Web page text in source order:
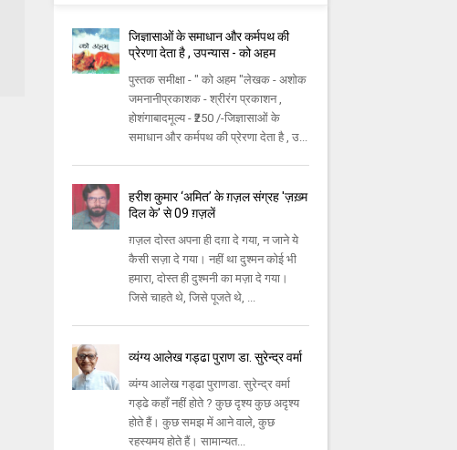
जिज्ञासाओं के समाधान और कर्मपथ की
प्रेरणा देता है , उपन्यास - को अहम
पुस्तक समीक्षा - " को अहम "लेखक - अशोक
जमनानीप्रकाशक - श्रीरंग प्रकाशन ,
होशंगाबादमूल्य - ₹250 /-जिज्ञासाओं के
समाधान और कर्मपथ की प्रेरणा देता है , उ...
हरीश कुमार ‘अमित’ के ग़ज़ल संग्रह 'ज़ख़्म
दिल के' से 09 ग़ज़लें
ग़ज़ल दोस्त अपना ही दग़ा दे गया, न जाने ये
कैसी सज़ा दे गया। नहीं था दुश्मन कोई भी
हमारा, दोस्त ही दुश्मनी का मज़ा दे गया।
जिसे चाहते थे, जिसे पूजते थे, ...
व्यंग्य आलेख गड्ढा पुराण डा. सुरेन्द्र वर्मा
व्यंग्य आलेख गड्ढा पुराणडा. सुरेन्द्र वर्मा
गड्ढे कहाँ नहीं होते ? कुछ दृश्य कुछ अदृश्य
होते हैं। कुछ समझ में आने वाले, कुछ
रहस्यमय होते हैं। सामान्यत...